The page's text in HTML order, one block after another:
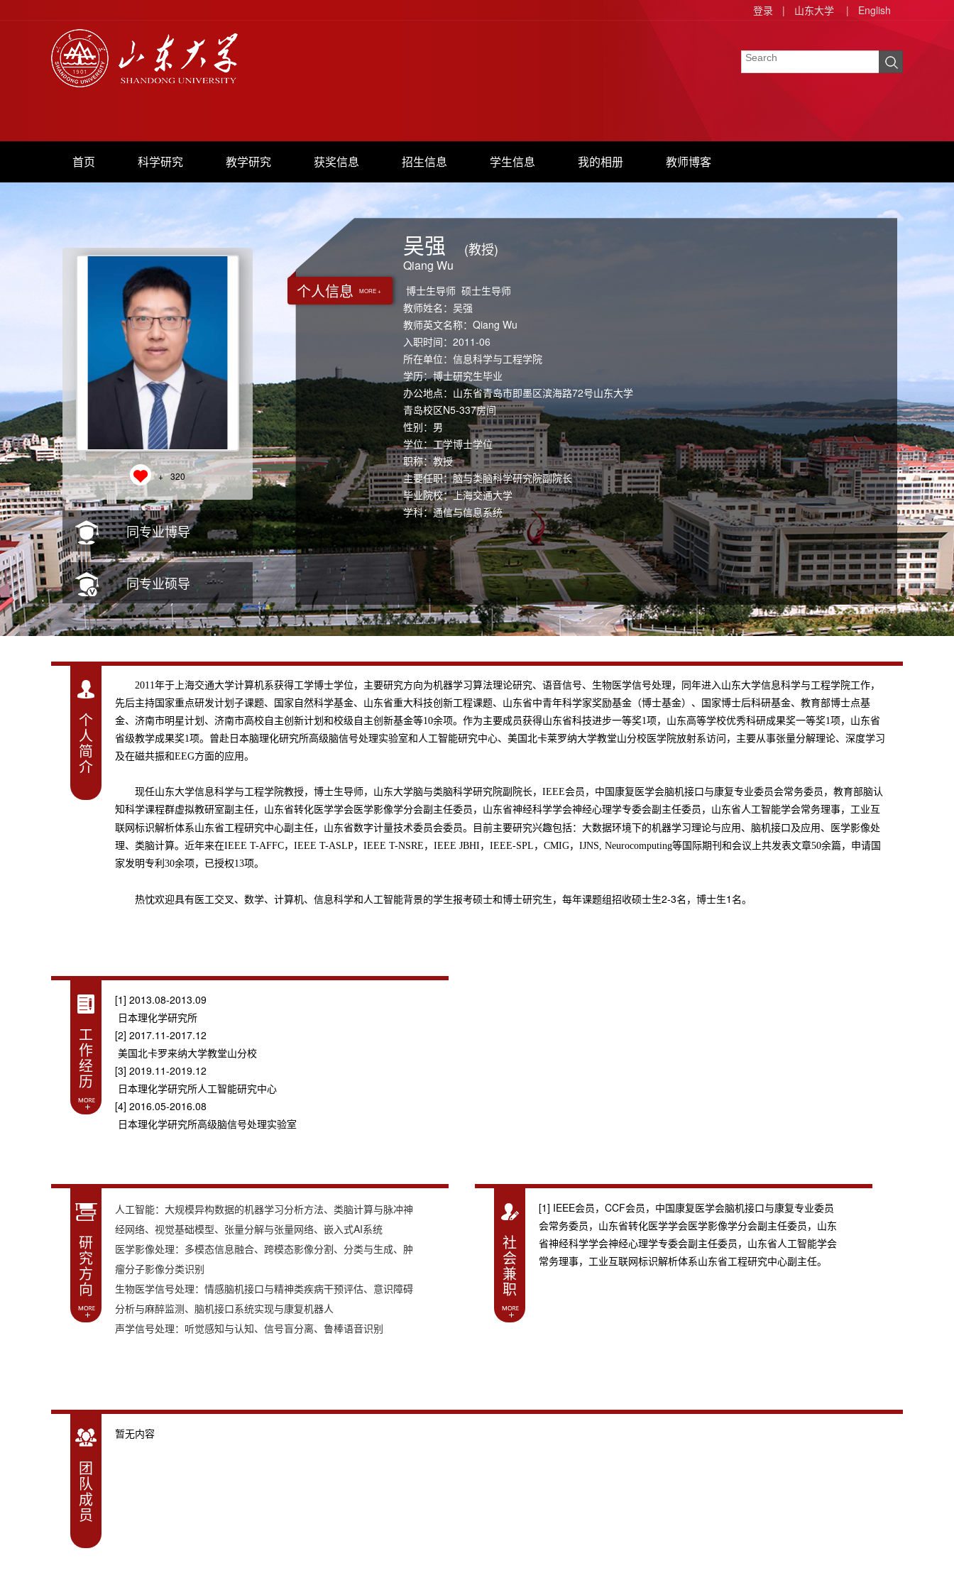
登录 | 山东大学 | English
首页 科学研究 教学研究 获奖信息 招生信息 学生信息 我的相册 教师博客
+ 320
同专业博导
同专业硕导
个人信息 MORE +
吴强
Qiang Wu
(教授)
博士生导师 硕士生导师
教师姓名：吴强
教师英文名称：Qiang Wu
入职时间：2011-06
所在单位：信息科学与工程学院
学历：博士研究生毕业
办公地点：山东省青岛市即墨区滨海路72号山东大学
青岛校区N5-337房间
性别：男
学位：工学博士学位
职称：教授
主要任职：脑与类脑科学研究院副院长
毕业院校：上海交通大学
学科：通信与信息系统
个
人
简
介
2011年于上海交通大学计算机系获得工学博士学位，主要研究方向为机器学习算法理论研究、语音信号、生物医学信号处理，同年进入山东大学信息科学与工程学院工作，
先后主持国家重点研发计划子课题、国家自然科学基金、山东省重大科技创新工程课题、山东省中青年科学家奖励基金（博士基金）、国家博士后科研基金、教育部博士点基
金、济南市明星计划、济南市高校自主创新计划和校级自主创新基金等10余项。作为主要成员获得山东省科技进步一等奖1项，山东高等学校优秀科研成果奖一等奖1项，山东省
省级教学成果奖1项。曾赴日本脑理化研究所高级脑信号处理实验室和人工智能研究中心、美国北卡莱罗纳大学教堂山分校医学院放射系访问，主要从事张量分解理论、深度学习
及在磁共振和EEG方面的应用。
现任山东大学信息科学与工程学院教授，博士生导师，山东大学脑与类脑科学研究院副院长，IEEE会员，中国康复医学会脑机接口与康复专业委员会常务委员，教育部脑认
知科学课程群虚拟教研室副主任，山东省转化医学学会医学影像学分会副主任委员，山东省神经科学学会神经心理学专委会副主任委员，山东省人工智能学会常务理事，工业互
联网标识解析体系山东省工程研究中心副主任， 山东省数字计量技术委员会委员。目前主要研究兴趣包括：大数据环境下的机器学习理论与应用、脑机接口及应用、医学影像处
理、类脑计算。近年来在IEEE T-AFFC，IEEE T-ASLP，IEEE T-NSRE，IEEE JBHI，IEEE-SPL，CMIG，IJNS, Neurocomputing等国际期刊和会议上共发表文章50余篇，申请国
家发明专利30余项，已授权13项。
热忱欢迎具有医工交叉、数学、计算机、信息科学和人工智能背景的学生报考硕士和博士研究生，每年课题组招收硕士生2-3名，博士生1名。
工
作
经
历
[1] 2013.08-2013.09
日本理化学研究所
[2] 2017.11-2017.12
美国北卡罗来纳大学教堂山分校
[3] 2019.11-2019.12
日本理化学研究所人工智能研究中心
[4] 2016.05-2016.08
日本理化学研究所高级脑信号处理实验室
研
究
方
向
人工智能：大规模异构数据的机器学习分析方法、类脑计算与脉冲神
经网络、视觉基础模型、张量分解与张量网络、嵌入式AI系统
医学影像处理：多模态信息融合、跨模态影像分割、分类与生成、肿
瘤分子影像分类识别
生物医学信号处理：情感脑机接口与精神类疾病干预评估、意识障碍
分析与麻醉监测、脑机接口系统实现与康复机器人
声学信号处理：听觉感知与认知、信号盲分离、鲁棒语音识别
社
会
兼
职
[1] IEEE会员，CCF会员，中国康复医学会脑机接口与康复专业委员
会常务委员，山东省转化医学学会医学影像学分会副主任委员，山东
省神经科学学会神经心理学专委会副主任委员，山东省人工智能学会
常务理事，工业互联网标识解析体系山东省工程研究中心副主任。
团
队
成
员
暂无内容